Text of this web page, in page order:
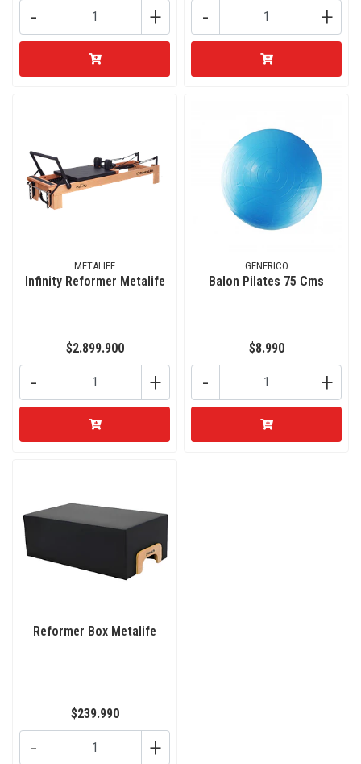
+
- +
-
METALIFE
Infinity Reformer Metalife
$2.899.900
+
-
GENERICO
Balon Pilates 75 Cms
$8.990
+
-
Reformer Box Metalife
$239.990
+
-